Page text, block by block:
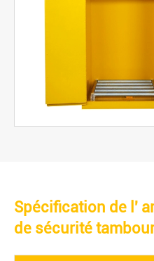
Spécification de l'
de sécurité